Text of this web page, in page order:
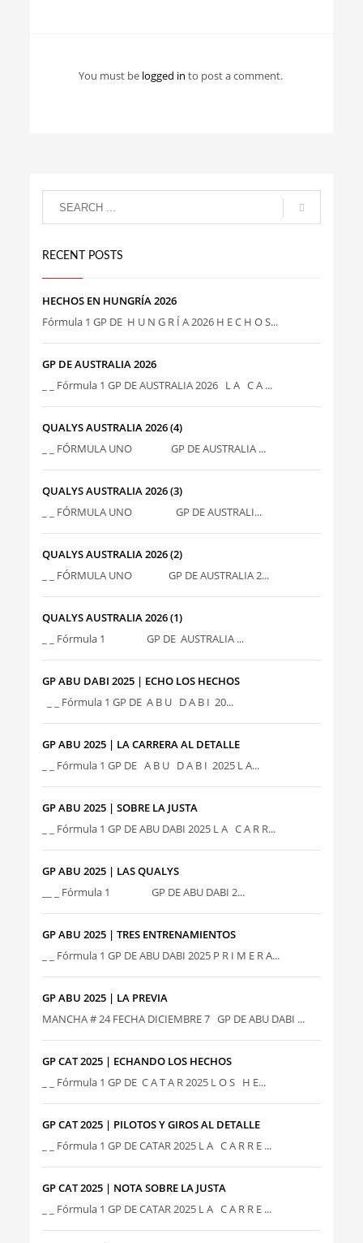
You must be logged into post a comment.
RECENT POSTS
HECHOS EN HUNGRÍA 2026
Fórmula 1 GP DE H U N G R Í A 2026 H E C H O S...
GP DE AUSTRALIA 2026
_ _ Fórmula 1 GP DE AUSTRALIA 2026 L A C A ...
QUALYS AUSTRALIA 2026 (4)
_ _ FÓRMULA UNO GP DE AUSTRALIA ...
QUALYS AUSTRALIA 2026 (3)
_ _ FÓRMULA UNO GP DE AUSTRALI...
QUALYS AUSTRALIA 2026 (2)
_ _ FÓRMULA UNO GP DE AUSTRALIA 2...
QUALYS AUSTRALIA 2026 (1)
_ _ Fórmula 1 GP DE AUSTRALIA ...
GP ABU DABI 2025 | ECHO LOS HECHOS
_ _ Fórmula 1 GP DE A B U D A B I 20...
GP ABU 2025 | LA CARRERA AL DETALLE
_ _ Fórmula 1 GP DE A B U D A B I 2025 L A...
GP ABU 2025 | SOBRE LA JUSTA
_ _ Fórmula 1 GP DE ABU DABI 2025 L A C A R R...
GP ABU 2025 | LAS QUALYS
__ _ Fórmula 1 GP DE ABU DABI 2...
GP ABU 2025 | TRES ENTRENAMIENTOS
_ _ Fórmula 1 GP DE ABU DABI 2025 P R I M E R A...
GP ABU 2025 | LA PREVIA
MANCHA # 24 FECHA DICIEMBRE 7 GP DE ABU DABI ...
GP CAT 2025 | ECHANDO LOS HECHOS
_ _ Fórmula 1 GP DE C A T A R 2025 L O S H E...
GP CAT 2025 | PILOTOS Y GIROS AL DETALLE
_ _ Fórmula 1 GP DE CATAR 2025 L A C A R R E ...
GP CAT 2025 | NOTA SOBRE LA JUSTA
_ _ Fórmula 1 GP DE CATAR 2025 L A C A R R E ...